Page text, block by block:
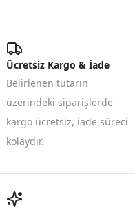
Ücretsiz Kargo & İade
Belirlenen tutarın
üzerindeki siparişlerde
kargo ücretsiz, iade süreci
kolaydır.